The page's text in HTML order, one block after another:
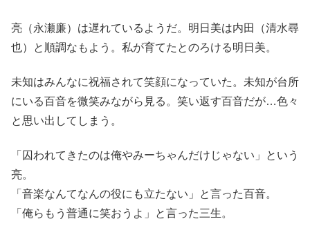
亮（永瀬廉）は遅れているようだ。明日美は内田（清水尋
也）と順調なもよう。私が育てたとのろける明日美。
未知はみんなに祝福されて笑顔になっていた。未知が台所
にいる百音を微笑みながら見る。笑い返す百音だが…色々
と思い出してしまう。
「囚われてきたのは俺やみーちゃんだけじゃない」という
亮。
「音楽なんてなんの役にも立たない」と言った百音。
「俺らもう普通に笑おうよ」と言った三生。